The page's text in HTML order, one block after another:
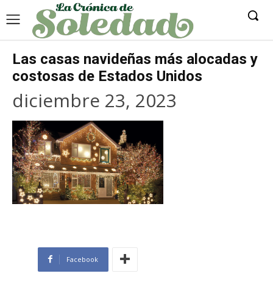
Las casas navideñas más alocadas y
costosas de Estados Unidos
diciembre 23, 2023
Facebook